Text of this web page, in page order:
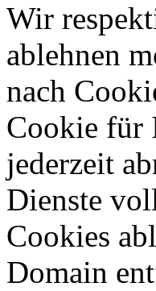
Wir
ablehnen
nach
Cookie für
jederzeit
Dienste
Cookies
Domain